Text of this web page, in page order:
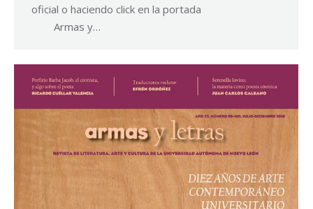
oficial o haciendo click en la portada
Armas y…